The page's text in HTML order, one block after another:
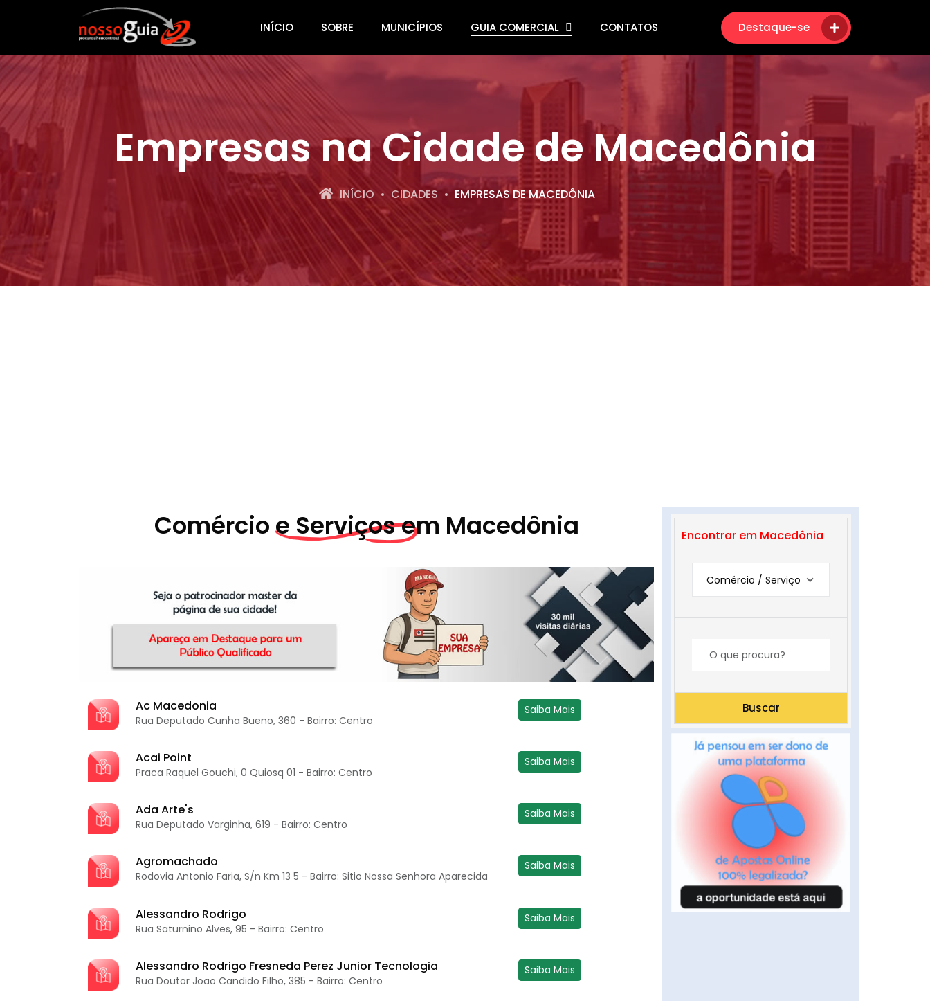
INÍCIO SOBRE MUNICÍPIOS GUIA COMERCIAL CONTATOS Destaque-se
Empresas na Cidade de Macedônia
INÍCIO CIDADES EMPRESAS DE MACEDÔNIA
Comércioe Serviços em Macedônia
Ac Macedonia
Rua Deputado Cunha Bueno, 360 - Bairro: Centro
Saiba Mais
Acai Point
Praca Raquel Gouchi, 0 Quiosq 01 - Bairro: Centro
Saiba Mais
Ada Arte's
Rua Deputado Varginha, 619 - Bairro: Centro
Saiba Mais
Agromachado
Rodovia Antonio Faria, S/n Km 13 5 - Bairro: Sitio Nossa Senhora Aparecida
Saiba Mais
Alessandro Rodrigo
Rua Saturnino Alves, 95 - Bairro: Centro
Saiba Mais
Alessandro Rodrigo Fresneda Perez Junior Tecnologia
Rua Doutor Joao Candido Filho, 385 - Bairro: Centro
Saiba Mais
Encontrar em Macedônia
Comércio / Serviço
Buscar